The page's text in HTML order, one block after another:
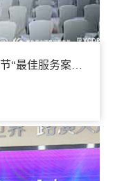
和君纵达荣获2025年中国客户服务节“最佳服务案例”奖项